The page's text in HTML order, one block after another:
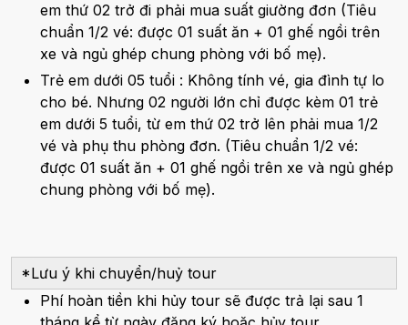
em thứ 02 trở đi phải mua suất giường đơn (Tiêu
chuẩn 1/2 vé: được 01 suất ăn + 01 ghế ngồi trên
xe và ngủ ghép chung phòng với bố mẹ).
Trẻ em dưới 05 tuổi : Không tính vé, gia đình tự lo
cho bé. Nhưng 02 người lớn chỉ được kèm 01 trẻ
em dưới 5 tuổi, từ em thứ 02 trở lên phải mua 1/2
vé và phụ thu phòng đơn. (Tiêu chuẩn 1/2 vé:
được 01 suất ăn + 01 ghế ngồi trên xe và ngủ ghép
chung phòng với bố mẹ).
*Lưu ý khi chuyển/huỷ tour
Phí hoàn tiền khi hủy tour sẽ được trả lại sau 1